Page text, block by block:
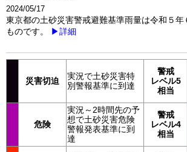
2024/05/17
東京都の土砂災害警戒避難基準雨量は令和５年
ものです。
▶詳細
災害切迫
実況で土砂災害特
別警報基準に到達
警戒
レベル5
相当
危険
実況～2時間先の予
想で土砂災害危険
警報発表基準に到
達
警戒
レベル4
相当